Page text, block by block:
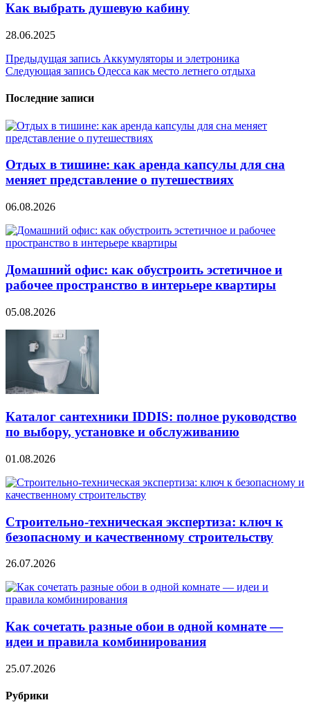
Как выбрать душевую кабину
28.06.2025
Навигация
по
записям
Предыдущая запись Аккумуляторы и элетроника
Следующая запись Одесса как место летнего отдыха
Последние записи
Отдых в тишине: как аренда капсулы для сна
меняет представление о путешествиях
06.08.2026
Домашний офис: как обустроить эстетичное и
рабочее пространство в интерьере квартиры
05.08.2026
Каталог сантехники IDDIS: полное руководство
по выбору, установке и обслуживанию
01.08.2026
Строительно‑техническая экспертиза: ключ к
безопасному и качественному строительству
26.07.2026
Как сочетать разные обои в одной комнате —
идеи и правила комбинирования
25.07.2026
Рубрики